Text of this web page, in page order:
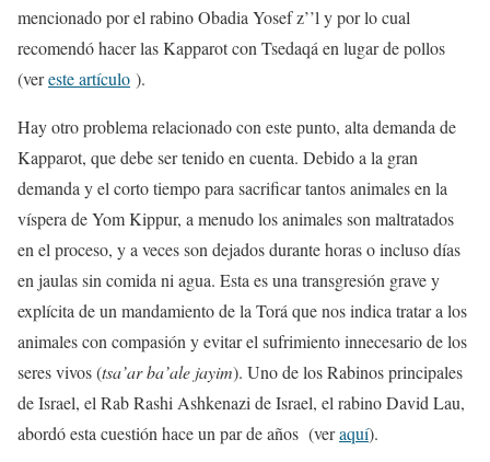
mencionado por el rabino Obadia Yosef z’’l y por lo cual
recomendó hacer las Kapparot con Tsedaqá en lugar de pollos
(vereste artículo ).
Hay otro problema relacionado con este punto, alta demanda de
Kapparot, que debe ser tenido en cuenta. Debido a la gran
demanda y el corto tiempo para sacrificar tantos animales en la
víspera de Yom Kippur, a menudo los animales son maltratados
en el proceso, y a veces son dejados durante horas o incluso días
en jaulas sin comida ni agua. Esta es una transgresión grave y
explícita de un mandamiento de la Torá que nos indica tratar a los
animales con compasión y evitar el sufrimiento innecesario de los
seres vivos (tsa’ar ba’ale jayim). Uno de los Rabinos principales
de Israel, el Rab Rashi Ashkenazi de Israel, el rabino David Lau,
abordó esta cuestión hace un par de años (veraquí).